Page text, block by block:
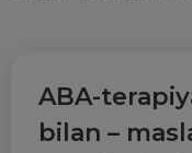
ABA-
bilan –